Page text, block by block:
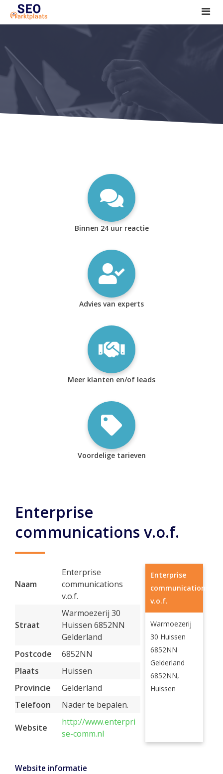
SEO tools reviews
Marketeer bij jou in de buurt?
Offerte
1. Seo voor beginners +
2. Onderzoeken +
Binnen 24 uur reactie
Advies van experts
Meer klanten en/of leads
Voordelige tarieven
Enterprise
communications v.o.f.
Naam
Enterprise
communications
v.o.f.
Straat
Warmoezerij 30
Huissen 6852NN
Gelderland
Postcode
6852NN
Plaats
Huissen
Provincie
Gelderland
Telefoon
Nader te bepalen.
Website
http://www.enterpri
se-comm.nl
Enterprise
communications
v.o.f.
Warmoezerij
30 Huissen
6852NN
Gelderland
6852NN,
Huissen
Website informatie